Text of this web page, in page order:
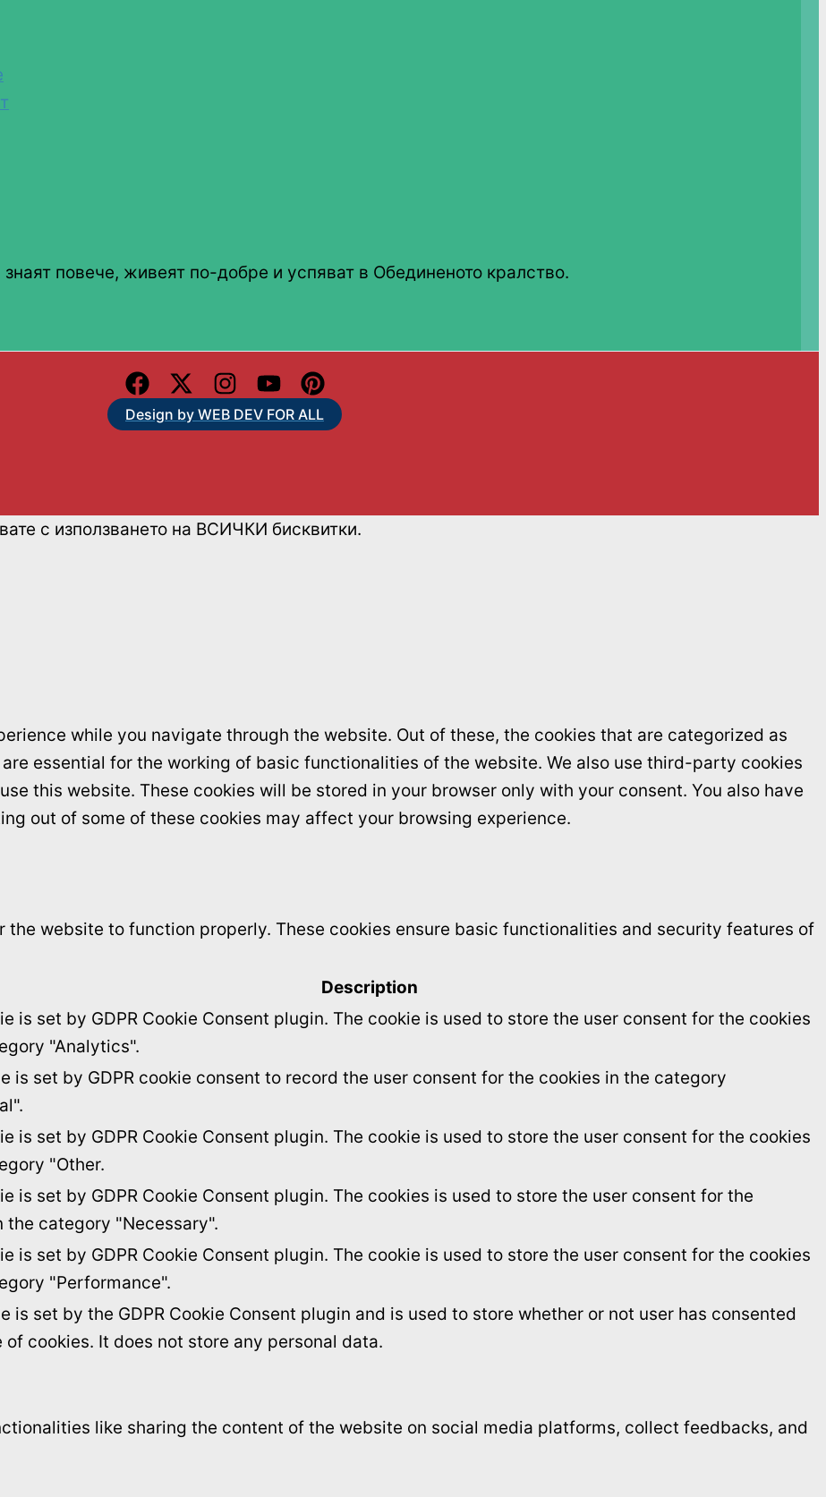
повече, живеят по-добре и успяват в Обединеното кралство.
Design by WEB DEV FOR ALL
с използването на ВСИЧКИ бисквитки.
while you navigate through the website. Out of these, the cookies that are categorized as
essential for the working of basic functionalities of the website. We also use third-party cookies
this website. These cookies will be stored in your browser only with your consent. You also have
out of some of these cookies may affect your browsing experience.
website to function properly. These cookies ensure basic functionalities and security features of
Description
is set by GDPR Cookie Consent plugin. The cookie is used to store the user consent for the cookies
"Analytics".
is set by GDPR cookie consent to record the user consent for the cookies in the category
is set by GDPR Cookie Consent plugin. The cookie is used to store the user consent for the cookies
"Other.
is set by GDPR Cookie Consent plugin. The cookies is used to store the user consent for the
the category "Necessary".
is set by GDPR Cookie Consent plugin. The cookie is used to store the user consent for the cookies
"Performance".
is set by the GDPR Cookie Consent plugin and is used to store whether or not user has consented
of cookies. It does not store any personal data.
like sharing the content of the website on social media platforms, collect feedbacks, and